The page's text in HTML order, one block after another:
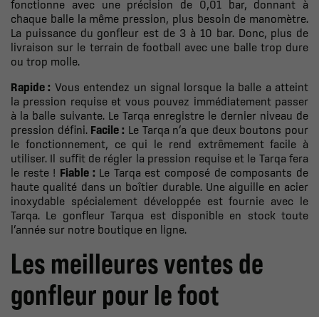
fonctionne avec une précision de 0,01 bar, donnant à
chaque balle la même pression, plus besoin de manomètre.
La puissance du gonfleur est de 3 à 10 bar. Donc, plus de
livraison sur le terrain de football avec une balle trop dure
ou trop molle.
Rapide : Vous entendez un signal lorsque la balle a atteint
la pression requise et vous pouvez immédiatement passer
à la balle suivante. Le Tarqa enregistre le dernier niveau de
pression défini. Facile : Le Tarqa n’a que deux boutons pour
le fonctionnement, ce qui le rend extrêmement facile à
utiliser. Il suffit de régler la pression requise et le Tarqa fera
le reste ! Fiable : Le Tarqa est composé de composants de
haute qualité dans un boîtier durable. Une aiguille en acier
inoxydable spécialement développée est fournie avec le
Tarqa. Le gonfleur Tarqua est disponible en stock toute
l’année sur notre boutique en ligne.
Les meilleures ventes de
gonfleur pour le foot